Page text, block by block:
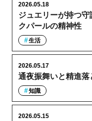
ジュエリーが持つ
クパールの精神性
2026.05.18
生活
通夜振舞いと精進
2026.05.17
知識
2026.05.15